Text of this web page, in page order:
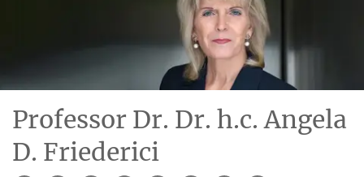
Professor Dr. Dr. h.c. Angela
D. Friederici